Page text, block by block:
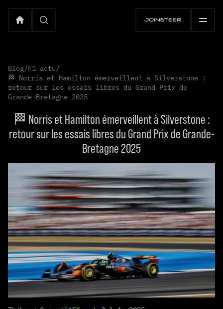
Blog/F1 actu/
🏁 Norris et Hamilton émerveillent à Silverstone :
retour sur les essais libres du Grand Prix de
Grande-Bretagne 2025
🏁 Norris et Hamilton émerveillent à Silverstone :
retour sur les essais libres du Grand Prix de Grande-
Bretagne 2025